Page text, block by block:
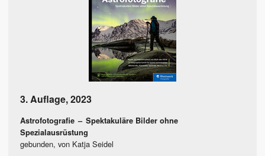
3. Auflage,2023
Astrofotografie – Spektakuläre Bilder ohne
Spezialausrüstung
gebunden, von Katja Seidel